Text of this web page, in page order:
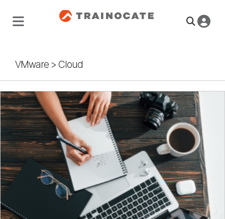
VMware > Cloud